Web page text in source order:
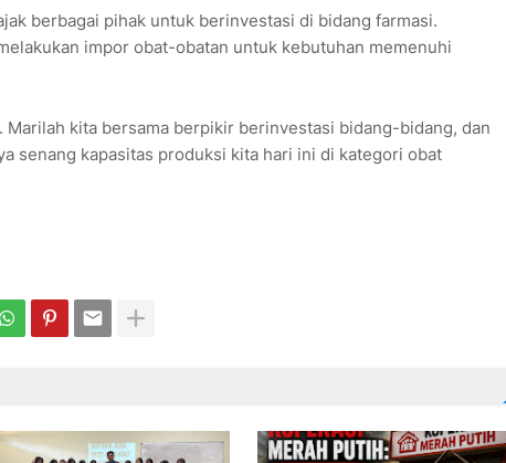
berbagai pihak untuk berinvestasi di bidang farmasi.
impor obat-obatan untuk kebutuhan memenuhi
Marilah kita bersama berpikir berinvestasi bidang-bidang, dan
senang kapasitas produksi kita hari ini di kategori obat